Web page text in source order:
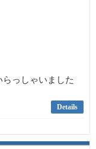
っしゃいました
Details